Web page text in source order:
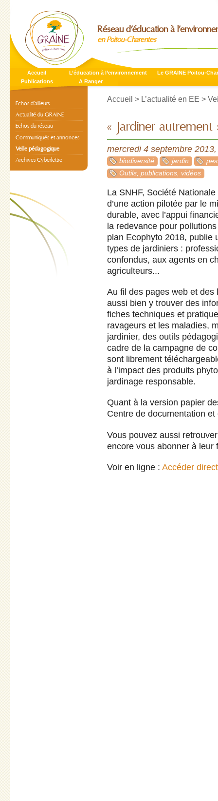
Réseau d’éducation à
en Poitou-Charentes
Accueil L’éducation à l’environnement
Le GRAINE Poitou-
Publications
A Ranger
Accueil > L’actualité en EE >
« Jardiner autrement
mercredi 4 septembre 2013
biodiversité jardin
Outils, publications, vidéos
La SNHF, Société
d’une action pilotée par le
durable, avec l’appui
la redevance pour
plan Ecophyto 2018, publie
types de jardiniers :
confondus, aux agents en
agriculteurs...
Au fil des pages web et des
aussi bien y trouver des
fiches techniques et
ravageurs et les maladies,
jardinier, des outils
cadre de la campagne de
sont librement
à l’impact des produits
jardinage responsable.
Quant à la version papier
Centre de documentation
Vous pouvez aussi
encore vous abonner à leur
Voir en ligne : Accéder
Echos d’ailleurs
Actualité du GRAINE
Echos du réseau
Communiqués et annonces
Veille pédagogique
Archives Cyberlettre